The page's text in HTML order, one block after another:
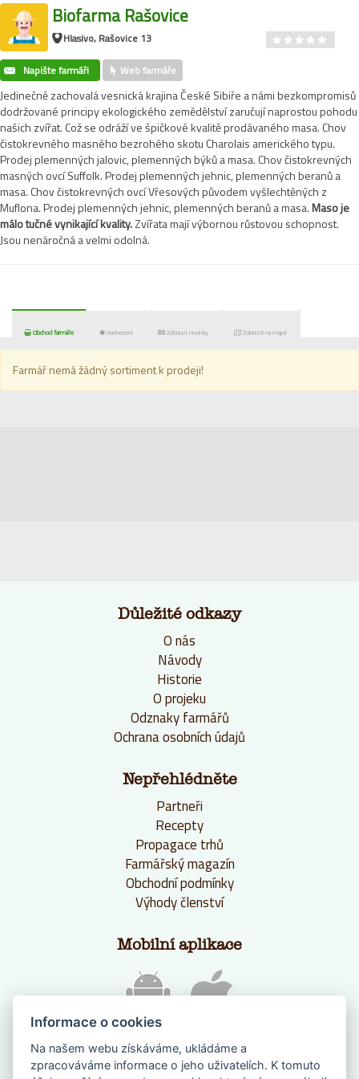
Biofarma Rašovice
Hlasivo, Rašovice 13
Napište farmáři Web farmáře
Jedinečně zachovalá vesnická krajina České Sibiře a námi bezkompromisů
dodržované principy ekologického zemědělství zaručují naprostou pohodu
našich zvířat. Což se odráží ve špičkové kvalitě prodávaného masa. Chov
čistokrevného masného bezrohého skotu Charolais amerického typu.
Prodej plemenných jalovic, plemenných býků a masa. Chov čistokrevných
masných ovcí Suffolk. Prodej plemenných jehnic, plemenných beranů a
masa. Chov čistokrevných ovcí Vřesových původem vyšlechtěných z
Muflona. Prodej plemenných jehnic, plemenných beranů a masa.Maso je
málo tučné vynikající kvality.Zvířata mají výbornou růstovou schopnost.
Jsou nenáročná a velmi odolná.
Obchod farmáře Hodnocení Zobrazit novinky Zobrazit na mapě
Farmář nemá žádný sortiment k prodeji!
Důležité odkazy
O nás
Návody
Historie
O projeku
Odznaky farmářů
Ochrana osobních údajů
Nepřehlédněte
Partneři
Recepty
Propagace trhů
Farmářský magazín
Obchodní podmínky
Výhody členství
Mobilní aplikace
Informace o cookies
Na našem webu získáváme, ukládáme a
zpracováváme informace o jeho uživatelích. K tomuto